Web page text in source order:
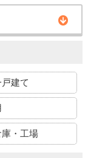
建て
・工場